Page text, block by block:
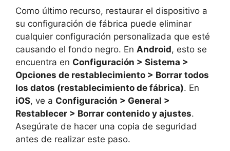
Como último recurso, restaurar el dispositivo a
su configuración de fábrica puede eliminar
cualquier configuración personalizada que esté
causando el fondo negro. En Android, esto se
encuentra en Configuración > Sistema >
Opciones de restablecimiento > Borrar todos
los datos (restablecimiento de fábrica). En
iOS, ve a Configuración > General >
Restablecer > Borrar contenido y ajustes.
Asegúrate de hacer una copia de seguridad
antes de realizar este paso.